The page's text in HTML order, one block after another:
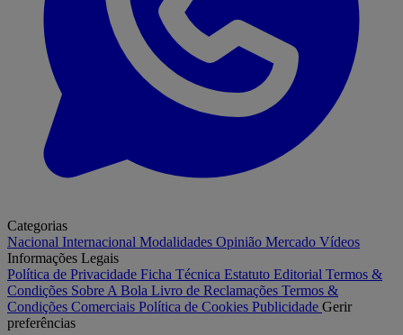
Categorias
Nacional Internacional Modalidades Opinião Mercado Vídeos
Informações Legais
Política de Privacidade Ficha Técnica Estatuto Editorial Termos &
Condições Sobre A Bola Livro de Reclamações Termos &
Condições Comerciais Política de Cookies Publicidade Gerir
preferências